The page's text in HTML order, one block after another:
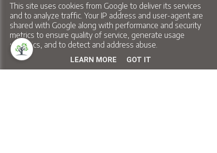
Privacy & Cookies| UP-TO-DATE WebDesign
This site uses cookies from Google to deliver its services
and to analyze traffic. Your IP address and user-agent are
shared with Google along with performance and security
metrics to ensure quality of service, generate usage
statistics, and to detect and address abuse.
LEARN MORE GOT IT